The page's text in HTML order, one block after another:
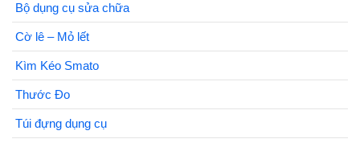
Bộ dụng cụ sửa chữa
Cờ lê – Mỏ lết
Kìm Kéo Smato
Thước Đo
Túi đựng dụng cụ